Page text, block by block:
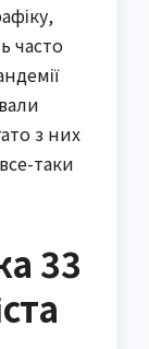
часто
з них
таки
33